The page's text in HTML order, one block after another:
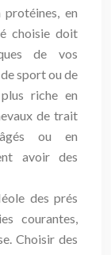
protéines, en
choisie doit
de vos
sport ou de
riche en
de trait
ou en
avoir des
des prés
courantes,
Choisir des